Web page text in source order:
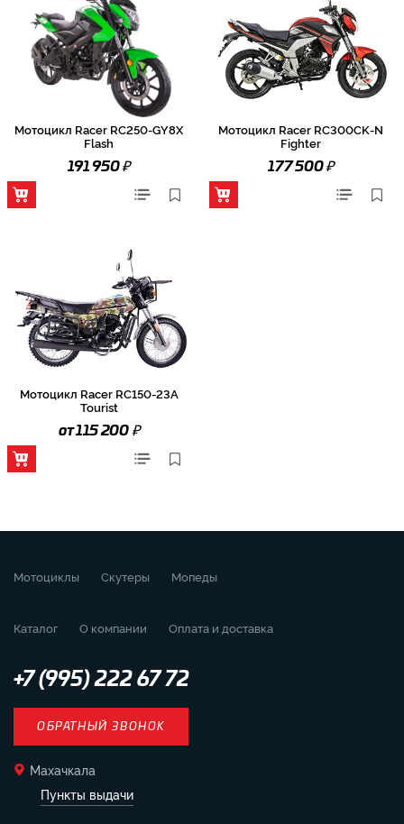
Мотоцикл Racer RC250-GY8X
Flash
191 950₽
Мотоцикл Racer RC300CK-N
Fighter
177 500₽
Мотоцикл Racer RC150-23A
Tourist
от 115 200₽
Мотоциклы Скутеры Мопеды
Каталог О компании Оплата и доставка
+7 (995) 222 67 72
ОБРАТНЫЙ ЗВОНОК
Махачкала
Пункты выдачи